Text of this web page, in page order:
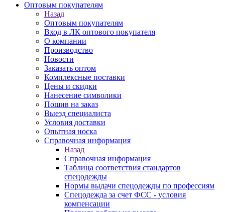
Оптовым покупателям
Назад
Оптовым покупателям
Вход в ЛК оптового покупателя
О компании
Производство
Новости
Заказать оптом
Комплексные поставки
Цены и скидки
Нанесение символики
Пошив на заказ
Выезд специалиста
Условия доставки
Опытная носка
Справочная информация
Назад
Справочная информация
Таблица соответствия стандартов
спецодежды
Нормы выдачи спецодежды по профессиям
Спецодежда за счет ФСС - условия
компенсации